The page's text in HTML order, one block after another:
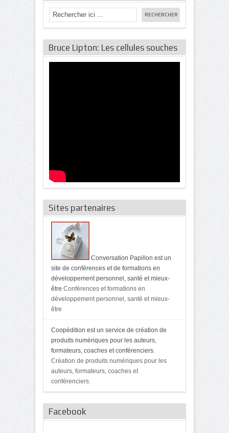
Bruce Lipton: Les cellules souches
Sites partenaires
Conversation Papillon est un
site de conférences et de formations en
développement personnel, santé et mieux-
être Conférences et formations en
développement personnel, santé et mieux-
être
Coopédition est un service de création de
produits numériques pour les auteurs,
formateurs, coaches et conférenciers.
Création de produits numériques pour les
auteurs, formateurs, coaches et
conférenciers.
Facebook